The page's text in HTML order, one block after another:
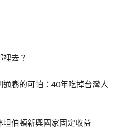
去？
通膨的可怕：40年吃掉台灣人
坦伯頓新興國家固定收益